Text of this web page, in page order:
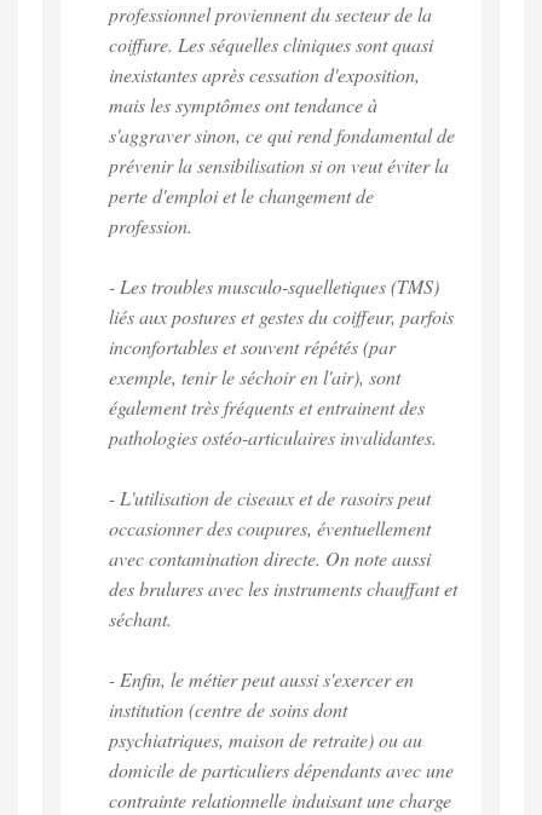
professionnel proviennent du secteur de la
coiffure. Les séquelles cliniques sont quasi
inexistantes après cessation d'exposition,
mais les symptômes ont tendance à
s'aggraver sinon, ce qui rend fondamental de
prévenir la sensibilisation si on veut éviter la
perte d'emploi et le changement de
profession.
- Les troubles musculo-squelletiques (TMS)
liés aux postures et gestes du coiffeur, parfois
inconfortables et souvent répétés (par
exemple, tenir le séchoir en l'air), sont
également très fréquents et entrainent des
pathologies ostéo-articulaires invalidantes.
- L'utilisation de ciseaux et de rasoirs peut
occasionner des coupures, éventuellement
avec contamination directe. On note aussi
des brulures avec les instruments chauffant et
séchant.
- Enfin, le métier peut aussi s'exercer en
institution (centre de soins dont
psychiatriques, maison de retraite) ou au
domicile de particuliers dépendants avec une
contrainte relationnelle induisant une charge